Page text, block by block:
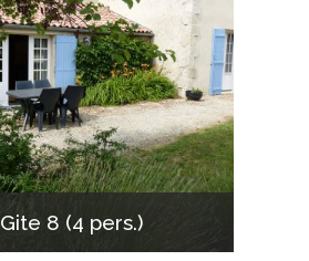
Gite 8 (4 pers.)